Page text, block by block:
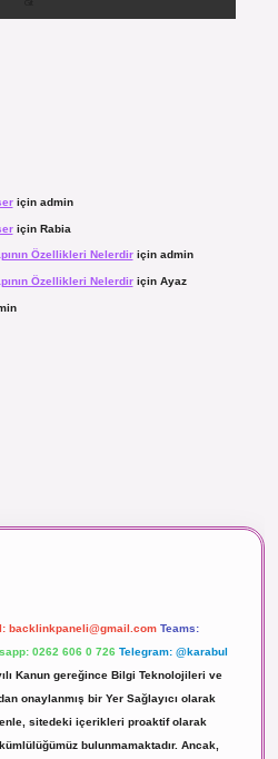
için admin
için Rabia
Özellikleri Nelerdiriçin admin
Özellikleri Nelerdiriçin Ayaz
backlinkpaneli@gmail.com Teams:
0262 606 0 726 Telegram: @karabul
Kanun gereğince Bilgi Teknolojileri ve
onaylanmış bir Yer Sağlayıcı olarak
sitedeki içerikleri proaktif olarak
bulunmamaktadır. Ancak,